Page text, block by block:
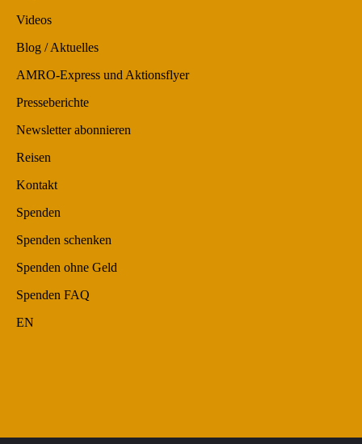
Videos
Blog / Aktuelles
AMRO-Express und Aktionsflyer
Presseberichte
Newsletter abonnieren
Reisen
Kontakt
Spenden
Spenden schenken
Spenden ohne Geld
Spenden FAQ
EN